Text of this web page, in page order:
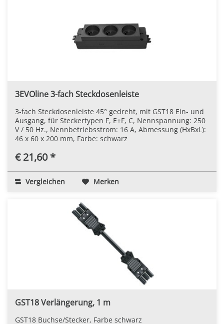
3EVOline 3-fach Steckdosenleiste
3-fach Steckdosenleiste 45° gedreht, mit GST18 Ein- und
Ausgang, für Steckertypen F, E+F, C, Nennspannung: 250
V / 50 Hz., Nennbetriebsstrom: 16 A, Abmessung (HxBxL):
46 x 60 x 200 mm, Farbe: schwarz
€ 21,60 *
Vergleichen Merken
GST18 Verlängerung, 1 m
GST18 Buchse/Stecker, Farbe schwarz